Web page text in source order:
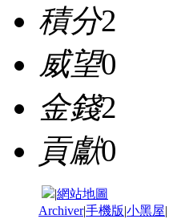
積分2
威望0
金錢2
貢獻0
|網站地圖
Archiver|手機版|小黑屋|